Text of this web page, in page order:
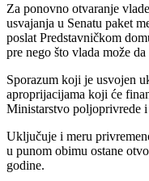
Za ponovno otvaranje
usvajanja u Senatu paket
poslat Predstavničkom
pre nego što vlada može
Sporazum koji je usvojen
aproprijacijama koji će
Ministarstvo poljoprivrede
Uključuje i meru
u punom obimu ostane
godine.